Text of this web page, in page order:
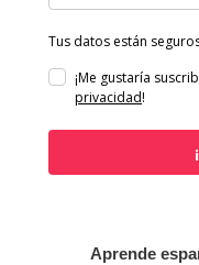
Tus datos están
¡Me gustaría
privacidad!
Aprende